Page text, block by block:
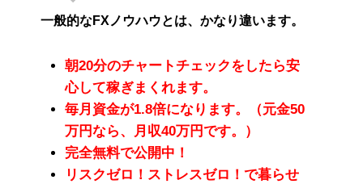
一般的なFXノウハウとは、かなり違います。
朝20分のチャートチェックをしたら安
心して稼ぎまくれます。
毎月資金が1.8倍になります。（元金50
万円なら、月収40万円です。）
完全無料で公開中！
リスクゼロ！ストレスゼロ！で暮らせ